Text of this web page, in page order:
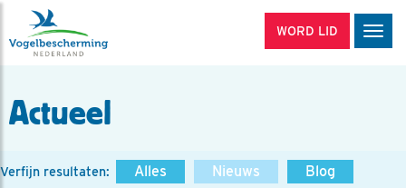
WORD LID
Actueel
Verfijn resultaten: Alles Nieuws
Blog